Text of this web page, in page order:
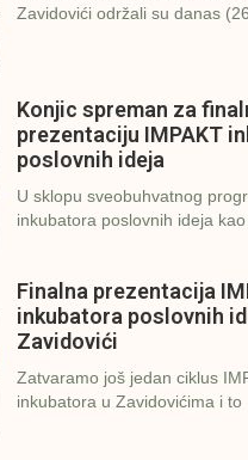
Zavidovići održali su danas
Konjic spreman za
prezentaciju IMPAKT
poslovnih ideja
U sklopu sveobuhvatnog
inkubatora poslovnih ideja
Finalna prezentacija
inkubatora poslovnih
Zavidovići
Zatvaramo još jedan ciklus
inkubatora u Zavidovićima i to